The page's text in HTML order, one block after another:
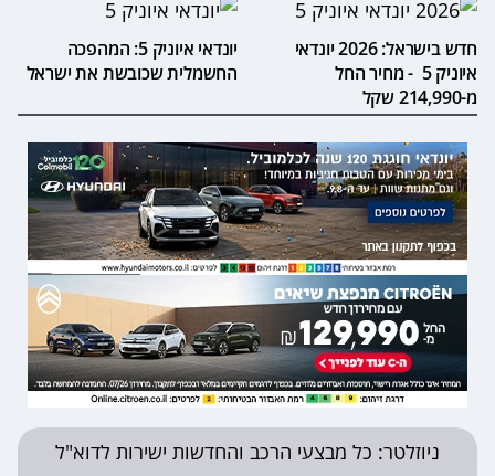
חדש בישראל: 2026 יונדאי
איוניק 5 - מחיר החל
מ-214,990 שקל
יונדאי איוניק 5: המהפכה
החשמלית שכובשת את ישראל
ניוזלטר: כל מבצעי הרכב והחדשות ישירות לדוא"ל